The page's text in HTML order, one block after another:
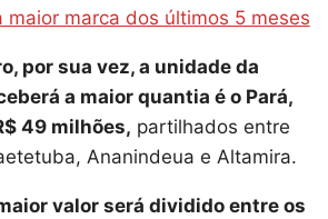
maior marca dos últimos 5 meses
por sua vez, a unidade da
a maior quantia é o Pará,
49 milhões, partilhados entre
Ananindeua e Altamira.
valor será dividido entre os